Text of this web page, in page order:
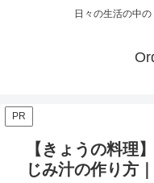
日々の生活の中の
PR
【きょうの料理
じみ汁の作り方